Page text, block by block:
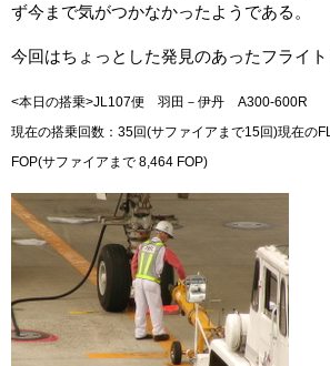
ず今まで気がつかなかったようである。
今回はちょっとした発見のあったフライト
<本日の搭乗>JL107便 羽田－伊丹 A300-600R
現在の搭乗回数：35回(サファイアまで15回)現在の
FOP(サファイアまで 8,464 FOP)